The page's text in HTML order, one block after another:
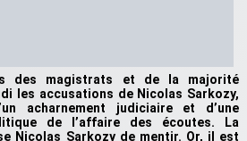
des magistrats et de la majorité
les accusations de Nicolas Sarkozy,
acharnement judiciaire et d’une
de l’affaire des écoutes. La
Nicolas Sarkozy de mentir. Or, il est